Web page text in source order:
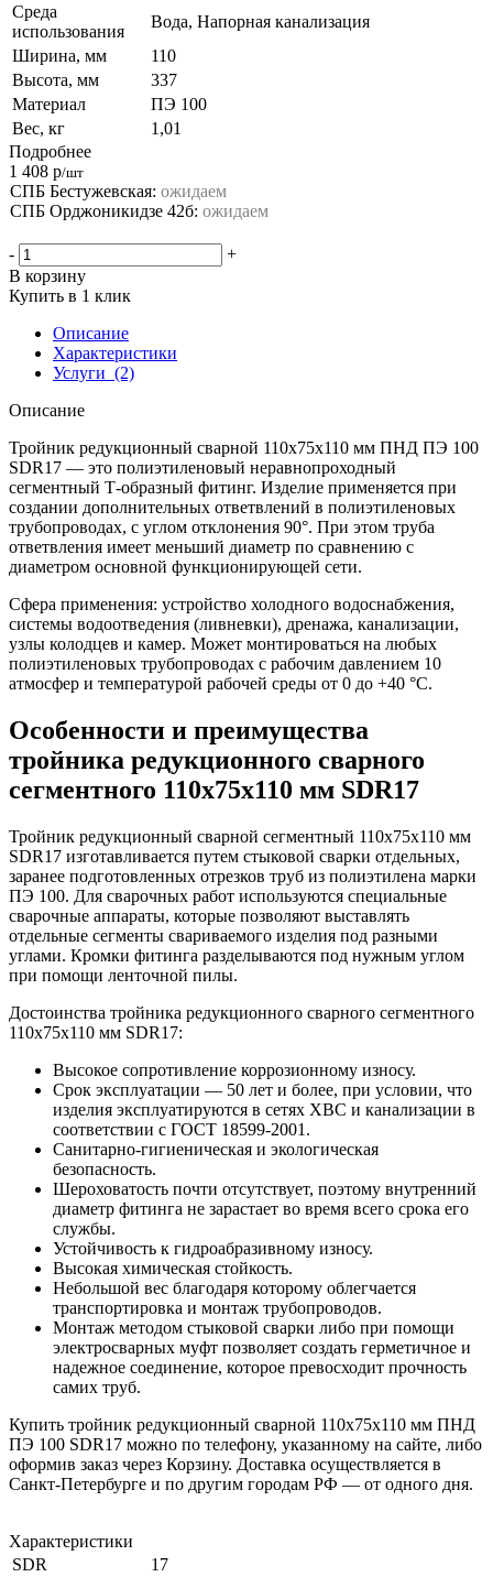
Среда
использования
Вода, Напорная канализация
Ширина, мм
110
Высота, мм
337
Материал
ПЭ 100
Вес, кг
1,01
Подробнее
1 408 р/шт
СПБ Бестужевская: ожидаем
СПБ Орджоникидзе 42б: ожидаем
-
+
В корзину
Купить в 1 клик
Описание
Характеристики
Услуги (2)
Описание
Тройник редукционный сварной 110х75х110 мм ПНД ПЭ 100
SDR17 — это полиэтиленовый неравнопроходный
сегментный Т-образный фитинг. Изделие применяется при
создании дополнительных ответвлений в полиэтиленовых
трубопроводах, с углом отклонения 90°. При этом труба
ответвления имеет меньший диаметр по сравнению с
диаметром основной функционирующей сети.
Сфера применения: устройство холодного водоснабжения,
системы водоотведения (ливневки), дренажа, канализации,
узлы колодцев и камер. Может монтироваться на любых
полиэтиленовых трубопроводах с рабочим давлением 10
атмосфер и температурой рабочей среды от 0 до +40 °С.
Особенности и преимущества
тройника редукционного сварного
сегментного 110х75х110 мм SDR17
Тройник редукционный сварной сегментный 110х75х110 мм
SDR17 изготавливается путем стыковой сварки отдельных,
заранее подготовленных отрезков труб из полиэтилена марки
ПЭ 100. Для сварочных работ используются специальные
сварочные аппараты, которые позволяют выставлять
отдельные сегменты свариваемого изделия под разными
углами. Кромки фитинга разделываются под нужным углом
при помощи ленточной пилы.
Достоинства тройника редукционного сварного сегментного
110х75х110 мм SDR17:
Высокое сопротивление коррозионному износу.
Срок эксплуатации — 50 лет и более, при условии, что
изделия эксплуатируются в сетях ХВС и канализации в
соответствии с ГОСТ 18599-2001.
Санитарно-гигиеническая и экологическая
безопасность.
Шероховатость почти отсутствует, поэтому внутренний
диаметр фитинга не зарастает во время всего срока его
службы.
Устойчивость к гидроабразивному износу.
Высокая химическая стойкость.
Небольшой вес благодаря которому облегчается
транспортировка и монтаж трубопроводов.
Монтаж методом стыковой сварки либо при помощи
электросварных муфт позволяет создать герметичное и
надежное соединение, которое превосходит прочность
самих труб.
Купить тройник редукционный сварной 110х75х110 мм ПНД
ПЭ 100 SDR17 можно по телефону, указанному на сайте, либо
оформив заказ через Корзину. Доставка осуществляется в
Санкт-Петербурге и по другим городам РФ — от одного дня.
Характеристики
SDR
17